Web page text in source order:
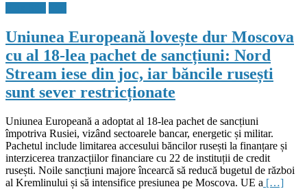
ziua
1.250.
Un
atac
cu
a
avariat
clădirea
Administrației
Militare
Regionale
Uniunea Europeană lovește dur Moscova
cu al 18-lea pachet de sancțiuni: Nord
Stream iese din joc, iar băncile rusești
sunt sever restricționate
Uniunea Europeană a adoptat al 18-lea pachet de sancțiuni
împotriva Rusiei, vizând sectoarele bancar, energetic și militar.
Pachetul include limitarea accesului băncilor rusești la finanțare și
interzicerea tranzacțiilor financiare cu 22 de instituții de credit
rusești. Noile sancțiuni majore încearcă să reducă bugetul de război
al Kremlinului și să intensifice presiunea pe Moscova. UE a […]